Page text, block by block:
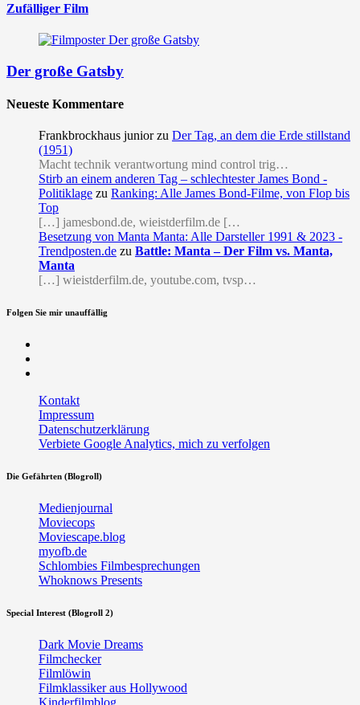
Zufälliger Film
Der große Gatsby
Neueste Kommentare
Frankbrockhaus junior zu Der Tag, an dem die Erde stillstand
(1951)
Macht technik verantwortung mind control trig…
Stirb an einem anderen Tag – schlechtester James Bond -
Politiklage zu Ranking: Alle James Bond-Filme, von Flop bis
Top
[…] jamesbond.de, wieistderfilm.de […
Besetzung von Manta Manta: Alle Darsteller 1991 & 2023 -
Trendposten.de zu Battle: Manta – Der Film vs. Manta,
Manta
[…] wieistderfilm.de, youtube.com, tvsp…
Folgen Sie mir unauffällig
Kontakt
Impressum
Datenschutzerklärung
Verbiete Google Analytics, mich zu verfolgen
Die Gefährten (Blogroll)
Medienjournal
Moviecops
Moviescape.blog
myofb.de
Schlombies Filmbesprechungen
Whoknows Presents
Special Interest (Blogroll 2)
Dark Movie Dreams
Filmchecker
Filmlöwin
Filmklassiker aus Hollywood